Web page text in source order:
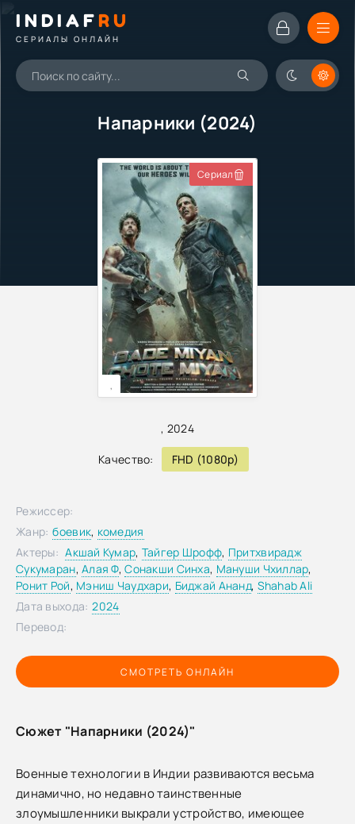
INDIAFRU
СЕРИАЛЫ ОНЛАЙН
Напарники (2024)
, 2024
Качество: FHD (1080p)
Сериал
,
СМОТРЕТЬ ОНЛАЙН
Режиссер:
Жанр: боевик, комедия
Актеры: Акшай Кумар, Тайгер Шрофф, Притхвирадж
Сукумаран,Алая Ф,Сонакши Синха, Мануши Чхиллар,
Ронит Рой, Мэниш Чаудхари, Биджай Ананд, Shahab Ali
Дата выхода: 2024
Перевод:
Сюжет "Напарники (2024)"
Военные технологии в Индии развиваются весьма
динамично, но недавно таинственные
злоумышленники выкрали устройство, имеющее